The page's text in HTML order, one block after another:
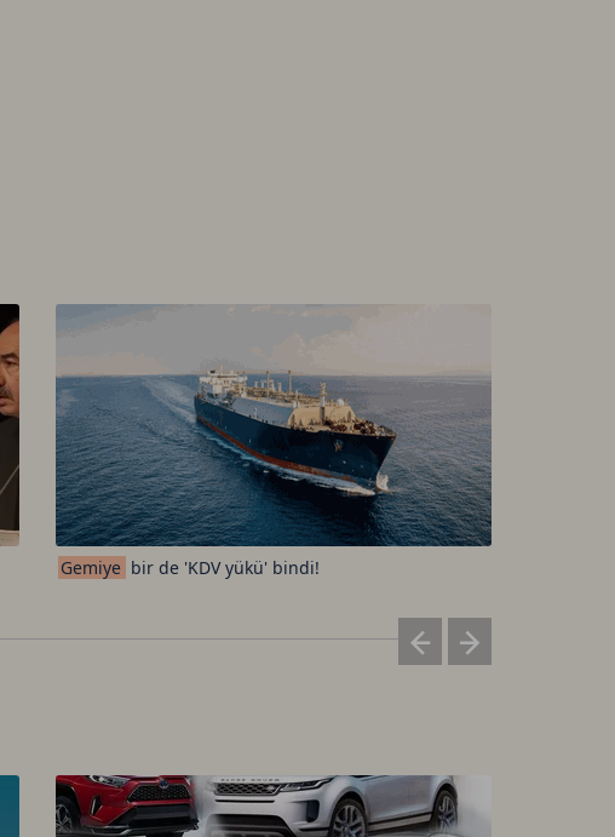
Gemiye bir de 'KDV yükü' bindi!